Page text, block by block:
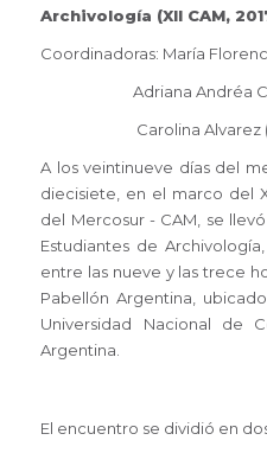
Archivología (XII CAM,
Coordinadoras: María
Adriana Andréa
Carolina Alvarez
A los veintinueve días del
diecisiete, en el marco del
del Mercosur - CAM, se
Estudiantes de
entre las nueve y las trece
Pabellón Argentina,
Universidad Nacional de
Argentina.
El encuentro se dividió en